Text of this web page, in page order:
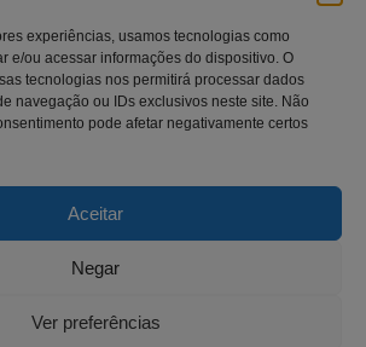
experiências, usamos tecnologias como
e/ou acessar informações do dispositivo. O
tecnologias nos permitirá processar dados
navegação ou IDs exclusivos neste site. Não
pode afetar negativamente certos
Aceitar
Negar
Ver preferências
da Informação